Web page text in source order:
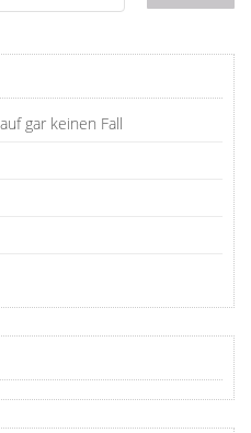
gar keinen Fall